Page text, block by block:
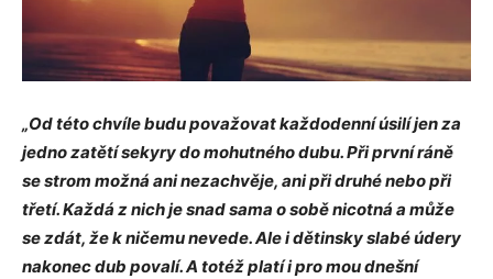
„Od této chvíle budu považovat každodenní úsilí jen za
jedno zatětí sekyry do mohutného dubu. Při první ráně
se strom možná ani nezachvěje, ani při druhé nebo při
třetí. Každá z nich je snad sama o sobě nicotná a může
se zdát, že k ničemu nevede. Ale i dětinsky slabé údery
nakonec dub povalí. A totéž platí i pro mou dnešní